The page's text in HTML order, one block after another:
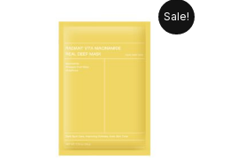
Sale!
hind
oli:
4.99 €.
Praegune
hind
2.99 €.